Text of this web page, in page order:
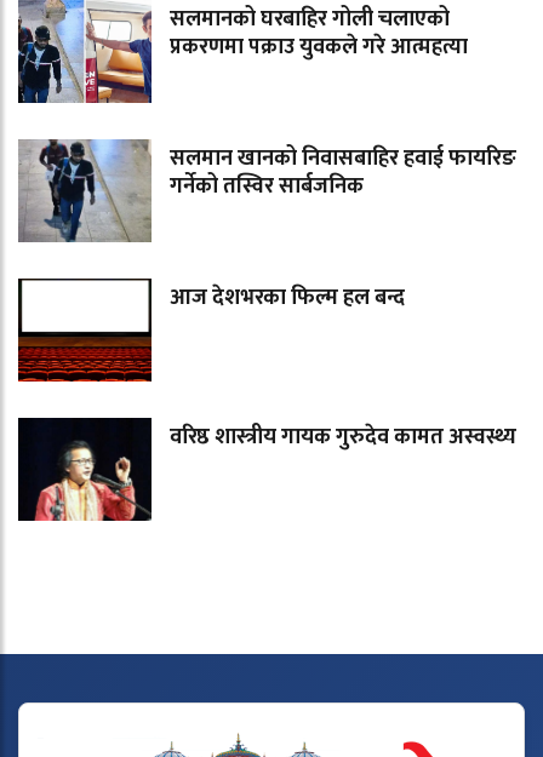
सलमानको घरबाहिर गोली चलाएको
प्रकरणमा पक्राउ युवकले गरे आत्महत्या
सलमान खानको निवासबाहिर हवाई फायरिङ
गर्नेको तस्विर सार्बजनिक
आज देशभरका फिल्म हल बन्द
वरिष्ठ शास्त्रीय गायक गुरुदेव कामत अस्वस्थ्य